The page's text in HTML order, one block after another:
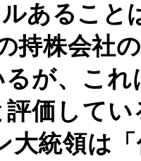
あること
持株会社
が、これ
価して
大統領は